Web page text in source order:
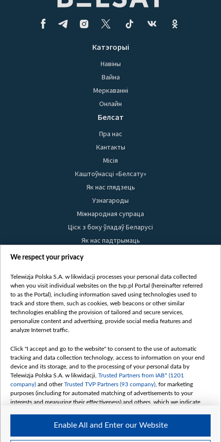
Катэгорыі
Навіны
Вайна
Меркаванні
Онлайн
Белсат
Пра нас
Кантакты
Місія
Каштоўнасці «Белсату»
Як нас глядзець
Узнагароды
Міжнародная супраца
Ціск з боку ўладаў Беларусі
Як нас падтрымаць
Правілы выкарыстання матэрыялаў
Бяспека
Youtube
Белсат news
Белсат Shorts
Жэстачайшы мульт
Belsat English
Biełsat PL
Белсат Now
Белсат History
Белсат Music
Белсат Doc
We respect your privacy
Telewizja Polska S.A. w likwidacji processes your personal data collected
when you visit individual websites on the tvp.pl Portal (hereinafter referred
to as the Portal), including information saved using technologies used to
track and store them, such as cookies, web beacons or other similar
technologies enabling the provision of tailored and secure services,
personalize content and advertising, provide social media features and
analyze Internet traffic.
Click "I accept and go to the website" to consent to the use of automatic
tracking and data collection technology, access to information on your end
device and its storage, and to the processing of your personal data by
Telewizja Polska S.A. w likwidacji, Trusted Partners from IAB* (1201
company) and otherTrusted TVP Partners (93 company) , for marketing
purposes (including for automated matching of advertisements to your
interests and measuring their effectiveness) and others, which we indicate
The purposes of processing your data by TVP S.A. w likwidacji are as
follows:
Enable All and Enter our Website